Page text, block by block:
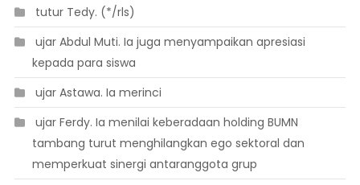
 tutur Tedy. (*/rls)
 ujar Abdul Muti. Ia juga menyampaikan apresiasi
kepada para siswa
 ujar Astawa. Ia merinci
 ujar Ferdy. Ia menilai keberadaan holding BUMN
tambang turut menghilangkan ego sektoral dan
memperkuat sinergi antaranggota grup